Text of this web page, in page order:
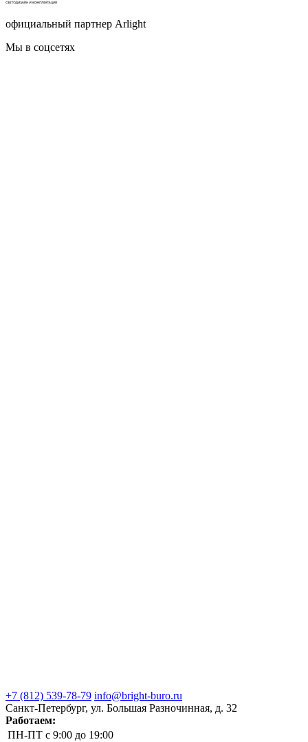
официальный партнер Arlight
Мы в соцсетях
+7 (812) 539-78-79 info@bright-buro.ru
Санкт-Петербург, ул. Большая Разночинная, д. 32
Работаем:
ПН-ПТ с 9:00 до 19:00